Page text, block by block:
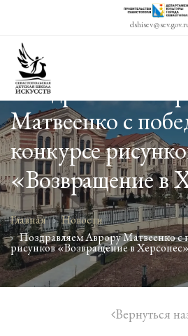
Поздравляем
Матвеенко с
конкурсе
«Возвращение в
Главная
Новости
Поздравляем Аврору Матвеенко с
рисунков «Возвращение в Херсонес»
icon
Вернуться